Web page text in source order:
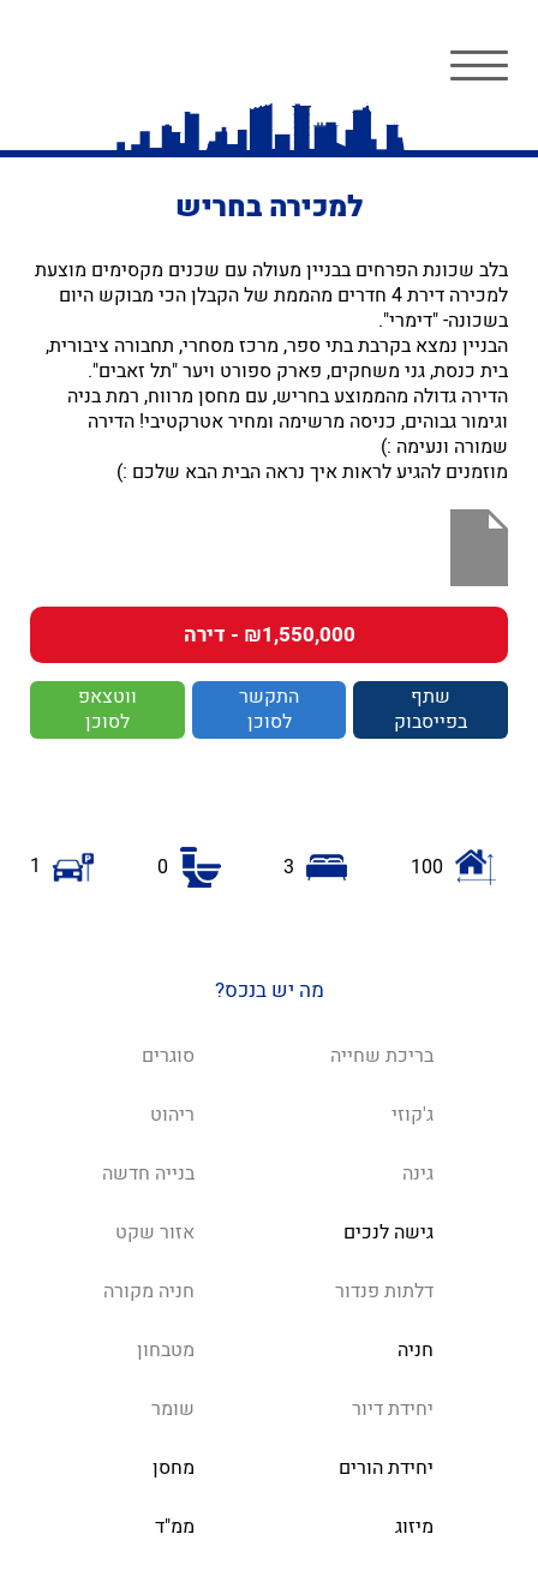
למכירה בחריש
בלב שכונת הפרחים בבניין מעולה עם שכנים מקסימים מוצעת
למכירה דירת 4 חדרים מהממת של הקבלן הכי מבוקש היום
בשכונה- "דימרי".
הבניין נמצא בקרבת בתי ספר, מרכז מסחרי, תחבורה ציבורית,
בית כנסת, גני משחקים, פארק ספורט ויער "תל זאבים".
הדירה גדולה מהממוצע בחריש, עם מחסן מרווח, רמת בניה
וגימור גבוהים, כניסה מרשימה ומחיר אטרקטיבי! הדירה
שמורה ונעימה :)
מוזמנים להגיע לראות איך נראה הבית הבא שלכם :)
₪1,550,000 - דירה
שתף
בפייסבוק
התקשר
לסוכן
ווטצאפ
לסוכן
100
3
0
1
מה יש בנכס?
בריכת שחייה סוגרים
ג'קוזי ריהוט
גינה בנייה חדשה
גישה לנכים אזור שקט
דלתות פנדור חניה מקורה
חניה מטבחון
יחידת דיור שומר
יחידת הורים מחסן
מיזוג ממ"ד